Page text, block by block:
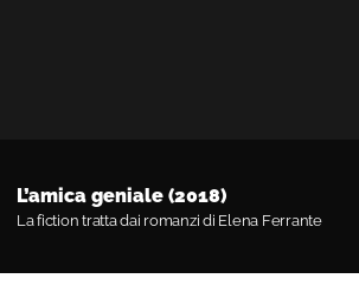
L’amica geniale (2018)
La fiction tratta dai romanzi di Elena Ferrante